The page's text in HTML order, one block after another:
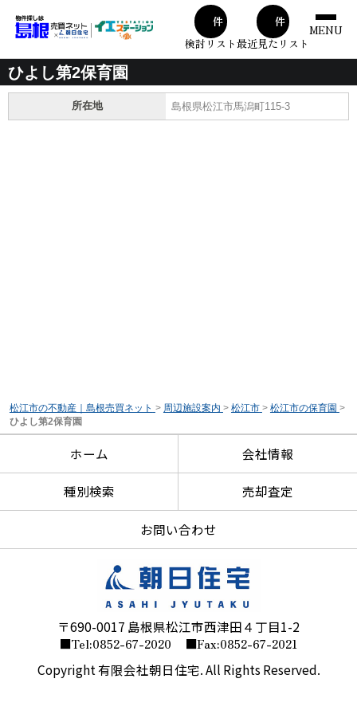
00件
検討リスト
00件
最近見たリスト
MENU
ひよし第2保育園
所在地 島根県松江市馬潟町115-3
松江市の不動産｜島根売買ネット > 周辺施設案内 > 松江市 > 松江市の保育園 >
ひよし第2保育園
ホーム 会社情報
種別検索 売却査定
お問い合わせ
〒690-0017 島根県松江市西津田４丁目1-2
■Tel:0852-67-2020 ■Fax:0852-67-2021
Copyright 有限会社朝日住宅. All Rights Reserved.